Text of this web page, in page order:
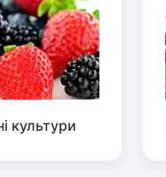
культури